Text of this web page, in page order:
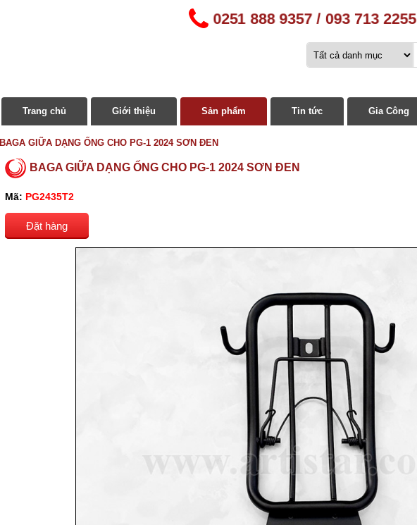
0251 888 9357 / 093 713 2255
Trang chủ Giới thiệu Sản phẩm Tin tức Gia Công
BAGA GIỮA DẠNG ỐNG CHO PG-1 2024 SƠN ĐEN
BAGA GIỮA DẠNG ỐNG CHO PG-1 2024 SƠN ĐEN
Mã: PG2435T2
Đặt hàng